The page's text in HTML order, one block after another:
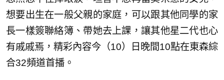
想要出生在一般父親的家庭，可以跟其他同學的家
長一樣簽聯絡簿、帶她去上課，讓其他星二代也心
有戚戚焉，精彩內容今（10）日晚間10點在東森綜
合32頻道首播。